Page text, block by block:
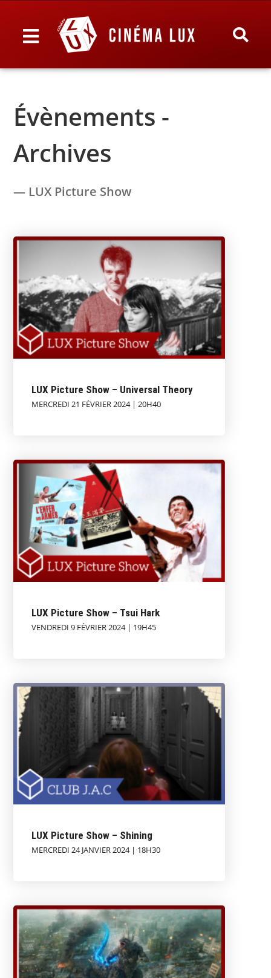
Évènements -
Archives
— LUX Picture Show
LUX Picture Show – Universal Theory
MERCREDI 21 FÉVRIER 2024 | 20H40
LUX Picture Show – Tsui Hark
VENDREDI 9 FÉVRIER 2024 | 19H45
LUX Picture Show – Shining
MERCREDI 24 JANVIER 2024 | 18H30